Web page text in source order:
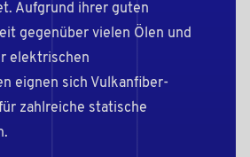
Aufgrund ihrer guten
gegenüber vielen Ölen und
elektrischen
eignen sich Vulkanfiber-
zahlreiche statische